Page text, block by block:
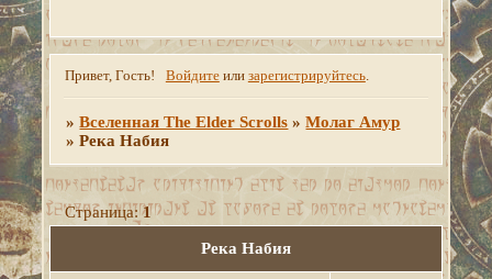
Привет, Гость! Войдитеили зарегистрируйтесь.
»Вселенная The Elder Scrolls »Молаг Амур
»Река Набия
Река Набия
Страница:1